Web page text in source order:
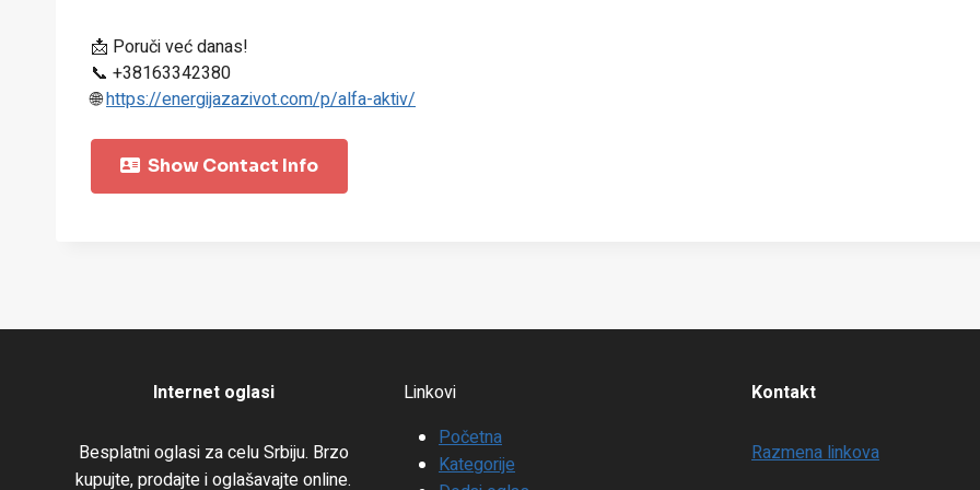
📩 Poruči već danas!
📞 +38163342380
🌐https://energijazazivot.com/p/alfa-aktiv/
Show Contact Info
Internet oglasi
Besplatni oglasi za celu Srbiju. Brzo
kupujte, prodajte i oglašavajte online.
Linkovi
Početna
Kategorije
Kontakt
Razmena linkova